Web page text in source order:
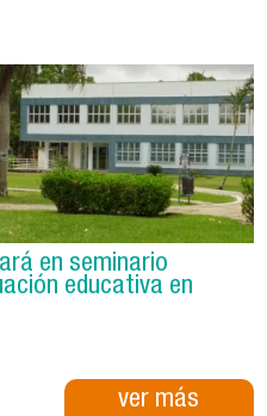
en seminario
educativa en
ver más